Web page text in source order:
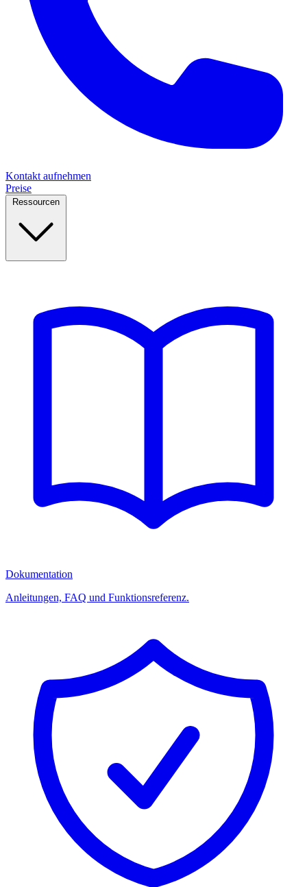
Kontakt aufnehmen
Preise
Ressourcen
Dokumentation
Anleitungen, FAQ und Funktionsreferenz.